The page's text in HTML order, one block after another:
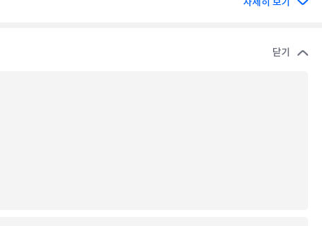
닫기